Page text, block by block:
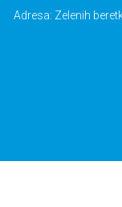
Adresa: Zelenih